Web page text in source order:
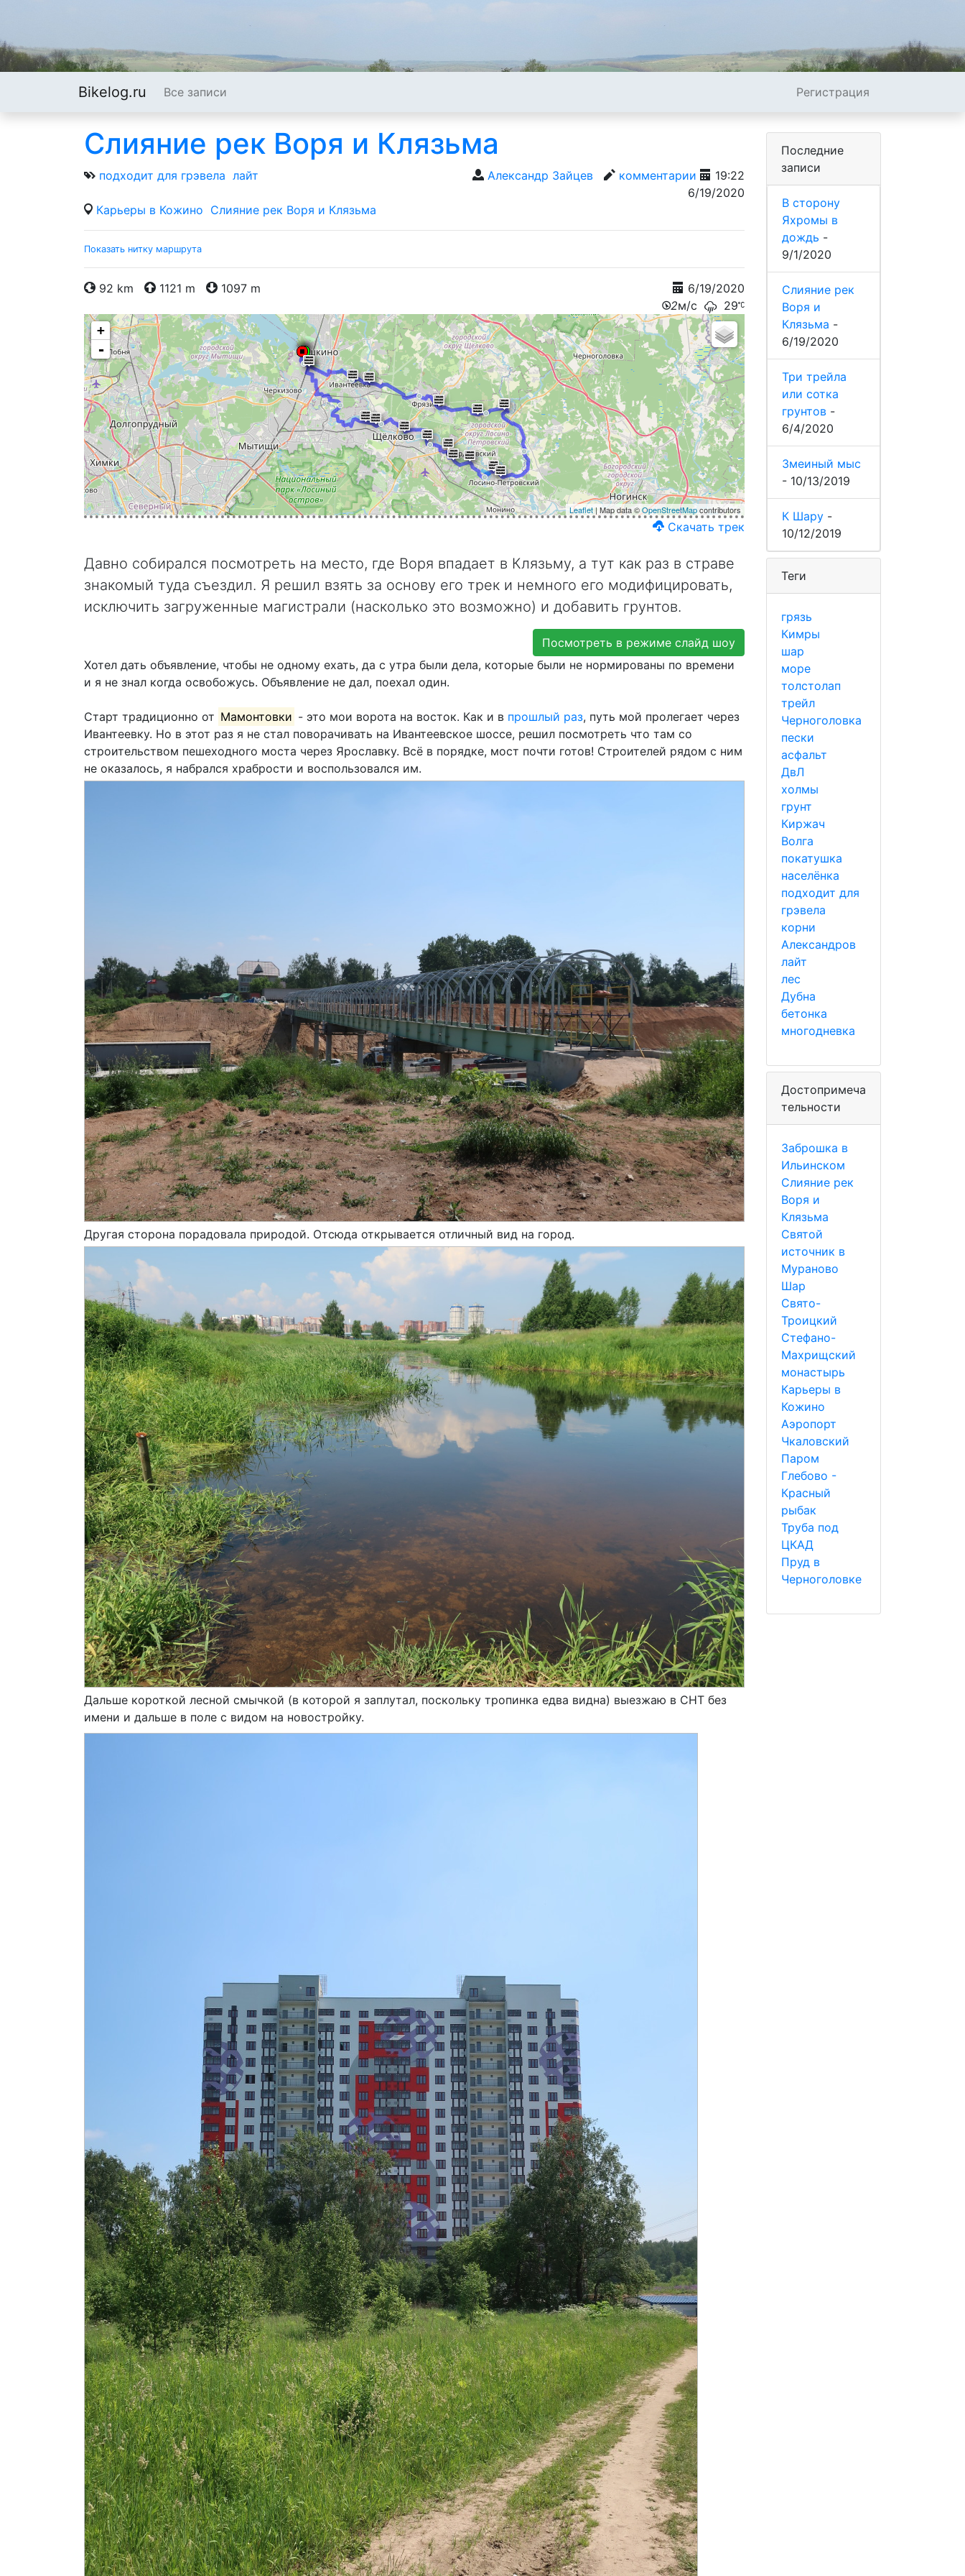
Bikelog.ru Все записи Регистрация
Слияние рек Воря и Клязьма
подходит для грэвела лайт Александр Зайцев комментарии
19:22
6/19/2020
Карьеры в Кожино Слияние рек Воря и Клязьма
Показать нитку маршрута
92 km 1121 m 1097 m
6/19/2020
2м/с 29
+
-
Leaflet | Map data ©OpenStreetMapcontributors
Скачать трек
Давно собирался посмотреть на место, где Воря впадает в Клязьму, а тут как раз в страве
знакомый туда съездил. Я решил взять за основу его трек и немного его модифицировать,
исключить загруженные магистрали (насколько это возможно) и добавить грунтов.
Посмотреть в режиме слайд шоу
Хотел дать объявление, чтобы не одному ехать, да с утра были дела, которые были не нормированы по времени
и я не знал когда освобожусь. Объявление не дал, поехал один.
Старт традиционно от Мамонтовки - это мои ворота на восток. Как и в прошлый раз, путь мой пролегает через
Ивантеевку. Но в этот раз я не стал поворачивать на Ивантеевское шоссе, решил посмотреть что там со
строительством пешеходного моста через Ярославку. Всё в порядке, мост почти готов! Строителей рядом с ним
не оказалось, я набрался храбрости и воспользовался им.
Другая сторона порадовала природой. Отсюда открывается отличный вид на город.
Дальше короткой лесной смычкой (в которой я заплутал, поскольку тропинка едва видна) выезжаю в СНТ без
имени и дальше в поле с видом на новостройку.
Последние
записи
В сторону
Яхромы в
дождь -
9/1/2020
Слияние рек
Воря и
Клязьма -
6/19/2020
Три трейла
или сотка
грунтов -
6/4/2020
Змеиный мыс
- 10/13/2019
К Шару -
10/12/2019
Теги
грязь
Кимры
шар
море
толстолап
трейл
Черноголовка
пески
асфальт
ДвЛ
холмы
грунт
Киржач
Волга
покатушка
населёнка
подходит для
грэвела
корни
Александров
лайт
лес
Дубна
бетонка
многодневка
Достопримеча
тельности
Заброшка в
Ильинском
Слияние рек
Воря и
Клязьма
Святой
источник в
Мураново
Шар
Свято-
Троицкий
Стефано-
Махрищский
монастырь
Карьеры в
Кожино
Аэропорт
Чкаловский
Паром
Глебово -
Красный
рыбак
Труба под
ЦКАД
Пруд в
Черноголовке